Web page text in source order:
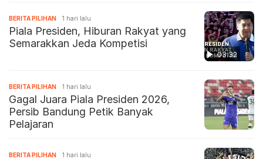
03:32
BERITA PILIHAN 1 hari lalu
Piala Presiden, Hiburan Rakyat yang
Semarakkan Jeda Kompetisi
BERITA PILIHAN 1 hari lalu
Gagal Juara Piala Presiden 2026,
Persib Bandung Petik Banyak
Pelajaran
BERITA PILIHAN 1 hari lalu